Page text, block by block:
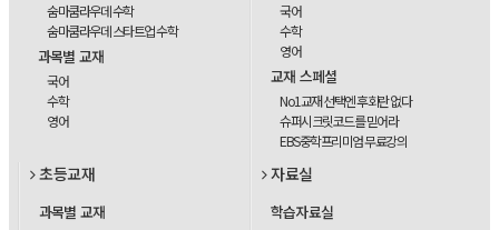
숨마쿰라우데 수학
숨마쿰라우데 스타트업 수학
과목별 교재
국어
수학
영어
국어
수학
영어
교재 스페셜
No1교재 선택엔 후회란 없다
슈퍼시크릿코드를 믿어라
EBS중학프리미엄 무료강의
초등교재
과목별 교재
자료실
학습자료실